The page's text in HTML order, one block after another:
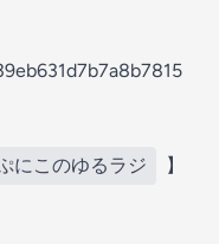
にこのゆるラジ 】